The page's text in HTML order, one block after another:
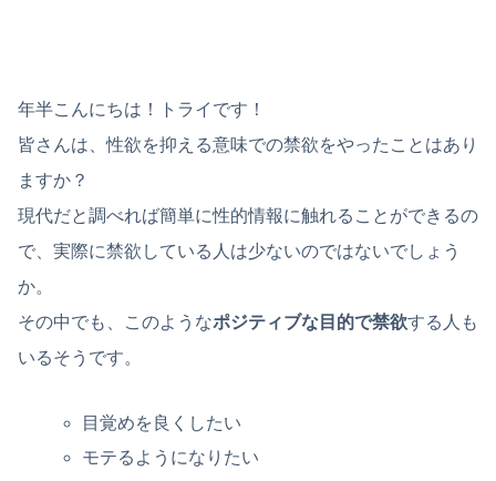
年半こんにちは！トライです！
皆さんは、性欲を抑える意味での禁欲をやったことはあり
ますか？
現代だと調べれば簡単に性的情報に触れることができるの
で、実際に禁欲している人は少ないのではないでしょう
か。
その中でも、このようなポジティブな目的で禁欲する人も
いるそうです。
目覚めを良くしたい
モテるようになりたい